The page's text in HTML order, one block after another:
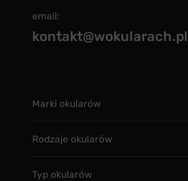
email:
kontakt@wokularach.pl
Marki okularów
Rodzaje okularów
Typ okularów